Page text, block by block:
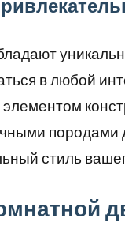
в любой
породами
стиль